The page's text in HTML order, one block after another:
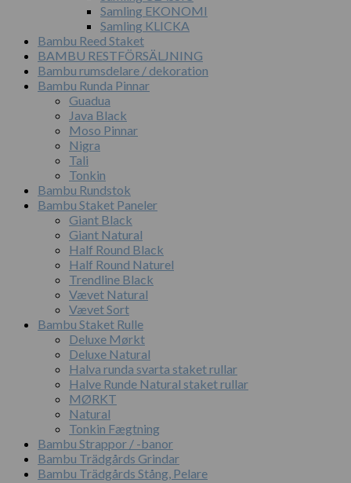
Samling EKONOMI
Samling KLICKA
Bambu Reed Staket
BAMBU RESTFÖRSÄLJNING
Bambu rumsdelare / dekoration
Bambu Runda Pinnar
Guadua
Java Black
Moso Pinnar
Nigra
Tali
Tonkin
Bambu Rundstok
Bambu Staket Paneler
Giant Black
Giant Natural
Half Round Black
Half Round Naturel
Trendline Black
Vævet Natural
Vævet Sort
Bambu Staket Rulle
Deluxe Mørkt
Deluxe Natural
Halva runda svarta staket rullar
Halve Runde Natural staket rullar
MØRKT
Natural
Tonkin Fægtning
Bambu Strappor / -banor
Bambu Trädgårds Grindar
Bambu Trädgårds Stång, Pelare